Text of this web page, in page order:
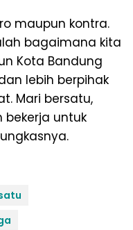
maupun kontra.
bagaimana kita
Kota Bandung
lebih berpihak
Mari bersatu,
untuk